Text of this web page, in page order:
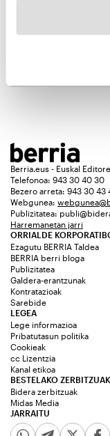
fitxategiak
esplizitua ematen
Berria.eus - Euskal
Telefonoa: 943 30 40 30
Bezero arreta: 943 30 43
Webgunea:
Publizitatea:
Harremanetan jarri
ORRIALDE
Ezagutu BERRIA Taldea
BERRIA berri bloga
Publizitatea
Galdera-erantzunak
Kontratazioak
Sarebide
JARRAITU
LEGEA
Lege informazioa
Pribatutasun politika
Cookieak
cc Lizentzia
Kanal etikoa
BESTELAKO ZERBITZUAK
Bidera zerbitzuak
Midas Media